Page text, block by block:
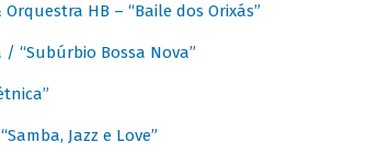
HB – “Baile dos Orixás”
“Subúrbio Bossa Nova”
Jazz e Love”